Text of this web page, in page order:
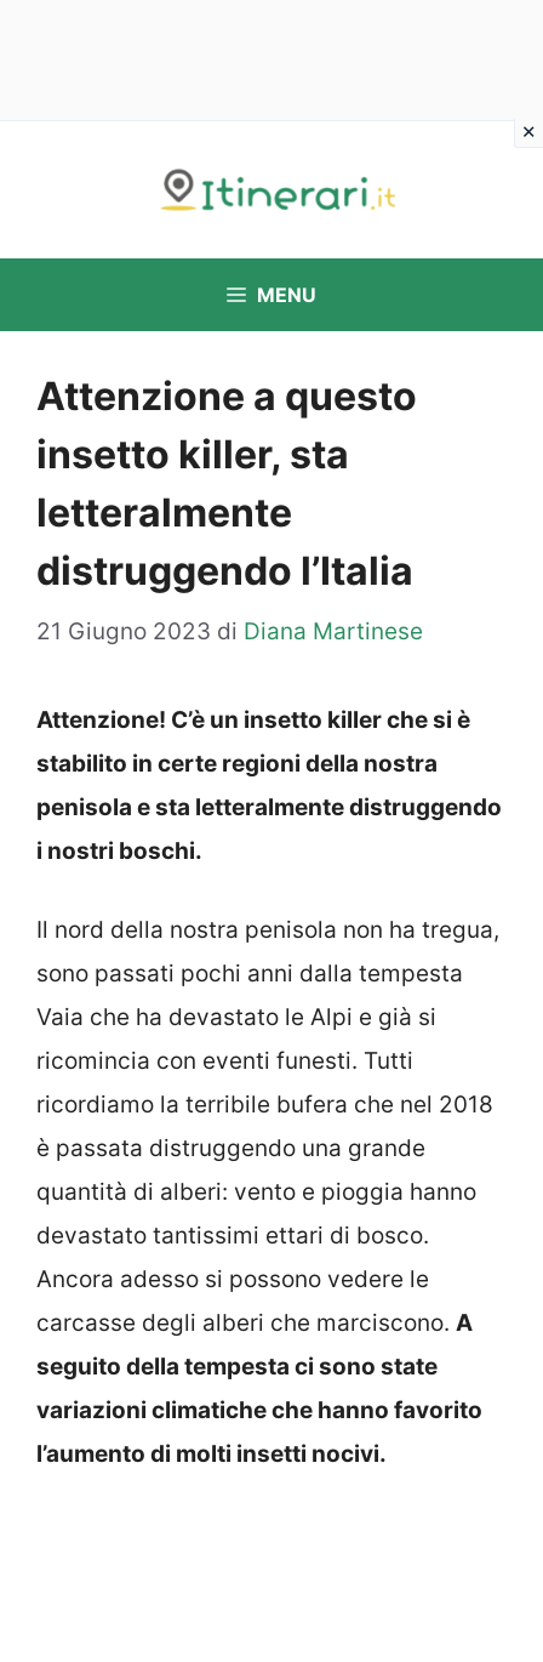
MENU
Attenzione a questo
insetto killer, sta
letteralmente
distruggendo l’Italia
21 Giugno 2023 di Diana Martinese
Attenzione! C’è un insetto killer che si è
stabilito in certe regioni della nostra
penisola e sta letteralmente distruggendo
i nostri boschi.
Il nord della nostra penisola non ha tregua,
sono passati pochi anni dalla tempesta
Vaia che ha devastato le Alpi e già si
ricomincia con eventi funesti. Tutti
ricordiamo la terribile bufera che nel 2018
è passata distruggendo una grande
quantità di alberi: vento e pioggia hanno
devastato tantissimi ettari di bosco.
Ancora adesso si possono vedere le
carcasse degli alberi che marciscono. A
seguito della tempesta ci sono state
variazioni climatiche che hanno favorito
l’aumento di molti insetti nocivi.